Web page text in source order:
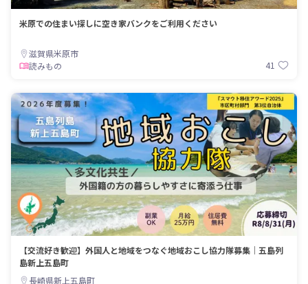
米原での住まい探しに空き家バンクをご利用ください
滋賀県米原市
読みもの
41
【交流好き歓迎】外国人と地域をつなぐ地域おこし協力隊募集｜五島列
島新上五島町
長崎県新上五島町